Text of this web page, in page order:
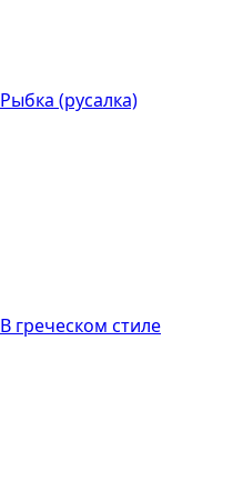
Рыбка (русалка)
В греческом стиле